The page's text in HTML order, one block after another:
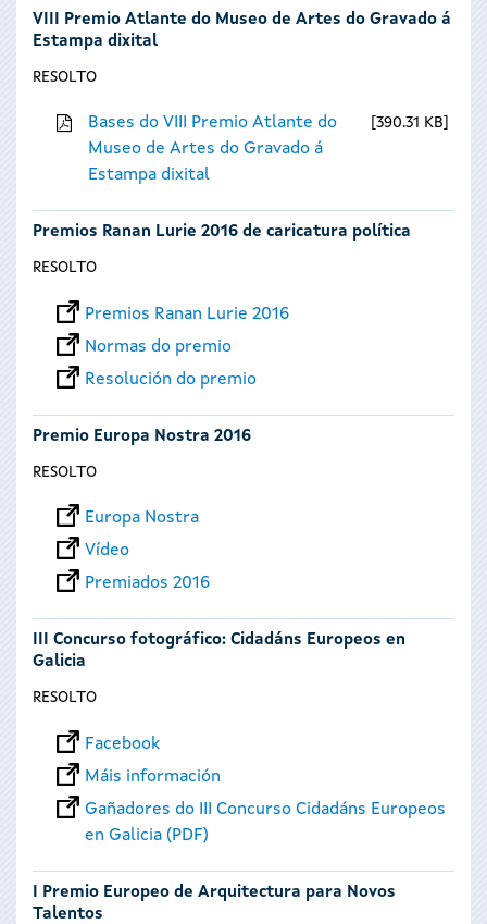
VIII Premio Atlante do Museo de Artes do Gravado á
Estampa dixital
RESOLTO
Bases do VIII Premio Atlante do
Museo de Artes do Gravado á
Estampa dixital
390.31 KB
Premios Ranan Lurie 2016 de caricatura política
RESOLTO
Premios Ranan Lurie 2016
Normas do premio
Resolución do premio
Premio Europa Nostra 2016
RESOLTO
Europa Nostra
Vídeo
Premiados 2016
III Concurso fotográfico: Cidadáns Europeos en
Galicia
RESOLTO
Facebook
Máis información
Gañadores do III Concurso Cidadáns Europeos
en Galicia (PDF)
I Premio Europeo de Arquitectura para Novos
Talentos